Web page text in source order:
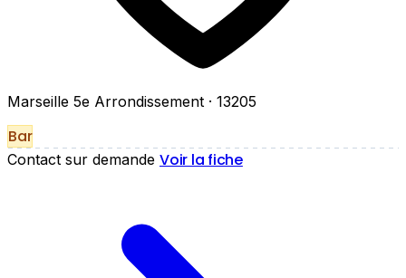
Marseille 5e Arrondissement · 13205
Bar
Contact sur demande Voir la fiche